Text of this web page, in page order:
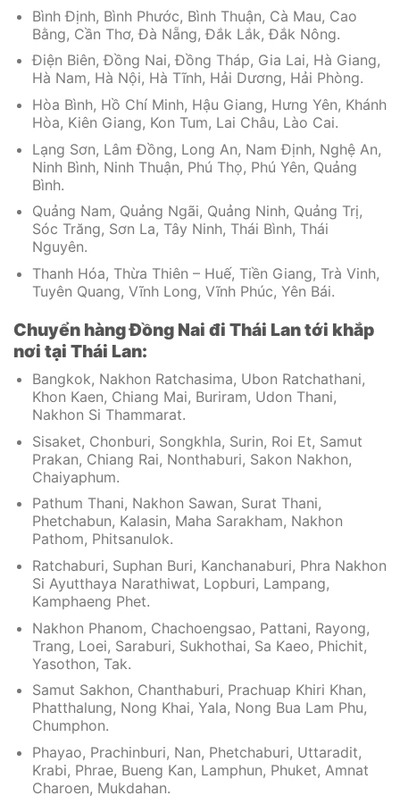
Bình Định, Bình Phước, Bình Thuận, Cà Mau, Cao
Bằng, Cần Thơ, Đà Nẵng, Đắk Lắk, Đắk Nông.
Điện Biên, Đồng Nai, Đồng Tháp, Gia Lai, Hà Giang,
Hà Nam, Hà Nội, Hà Tĩnh, Hải Dương, Hải Phòng.
Hòa Bình, Hồ Chí Minh, Hậu Giang, Hưng Yên, Khánh
Hòa, Kiên Giang, Kon Tum, Lai Châu, Lào Cai.
Lạng Sơn, Lâm Đồng, Long An, Nam Định, Nghệ An,
Ninh Bình, Ninh Thuận, Phú Thọ, Phú Yên, Quảng
Bình.
Quảng Nam, Quảng Ngãi, Quảng Ninh, Quảng Trị,
Sóc Trăng, Sơn La, Tây Ninh, Thái Bình, Thái
Nguyên.
Thanh Hóa, Thừa Thiên – Huế, Tiền Giang, Trà Vinh,
Tuyên Quang, Vĩnh Long, Vĩnh Phúc, Yên Bái.
Chuyển hàng Đồng Nai đi Thái Lan tới khắp
nơi tại Thái Lan:
Bangkok, Nakhon Ratchasima, Ubon Ratchathani,
Khon Kaen, Chiang Mai, Buriram, Udon Thani,
Nakhon Si Thammarat.
Sisaket, Chonburi, Songkhla, Surin, Roi Et, Samut
Prakan, Chiang Rai, Nonthaburi, Sakon Nakhon,
Chaiyaphum.
Pathum Thani, Nakhon Sawan, Surat Thani,
Phetchabun, Kalasin, Maha Sarakham, Nakhon
Pathom, Phitsanulok.
Ratchaburi, Suphan Buri, Kanchanaburi, Phra Nakhon
Si Ayutthaya Narathiwat, Lopburi, Lampang,
Kamphaeng Phet.
Nakhon Phanom, Chachoengsao, Pattani, Rayong,
Trang, Loei, Saraburi, Sukhothai, Sa Kaeo, Phichit,
Yasothon, Tak.
Samut Sakhon, Chanthaburi, Prachuap Khiri Khan,
Phatthalung, Nong Khai, Yala, Nong Bua Lam Phu,
Chumphon.
Phayao, Prachinburi, Nan, Phetchaburi, Uttaradit,
Krabi, Phrae, Bueng Kan, Lamphun, Phuket, Amnat
Charoen, Mukdahan.